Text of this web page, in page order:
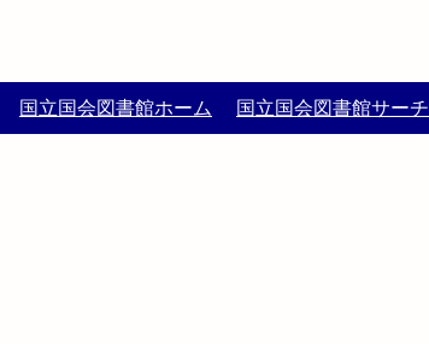
国立国会図書館ホーム 国立国会図書館サーチ